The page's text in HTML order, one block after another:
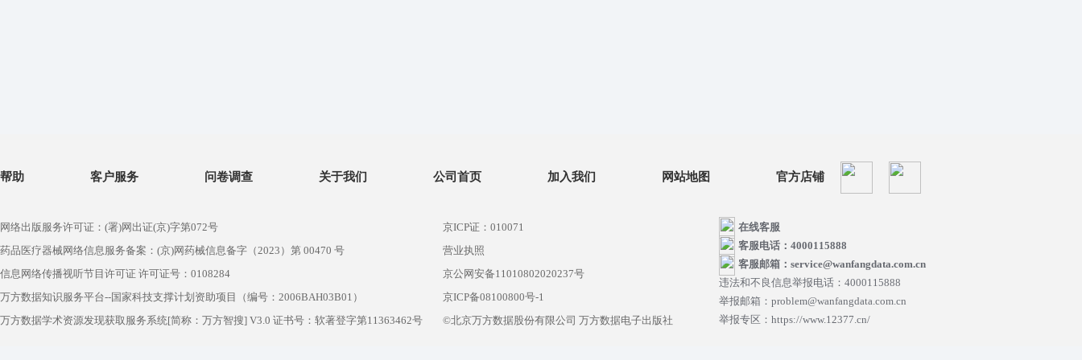
帮助 客户服务 问卷调查 关于我们 公司首页 加入我们 网站地图 官方店铺
网络出版服务许可证：(署)网出证(京)字第072号
药品医疗器械网络信息服务备案：(京)网药械信息备字（2023）第 00470 号
信息网络传播视听节目许可证 许可证号：0108284
万方数据知识服务平台--国家科技支撑计划资助项目（编号：2006BAH03B01）
万方数据学术资源发现获取服务系统[简称：万方智搜] V3.0 证书号：软著登字第11363462号
京ICP证：010071
营业执照
京公网安备11010802020237号
京ICP备08100800号-1
©北京万方数据股份有限公司 万方数据电子出版社
在线客服
客服电话：4000115888
客服邮箱：service@wanfangdata.com.cn
违法和不良信息举报电话：4000115888
举报邮箱：problem@wanfangdata.com.cn
举报专区：https://www.12377.cn/